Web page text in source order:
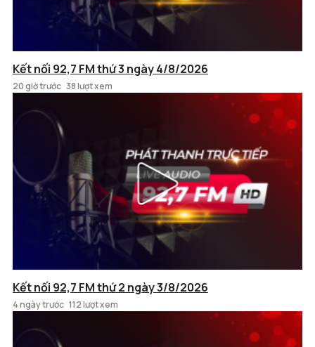
Kết nối 92,7 FM thứ 3 ngày 4/8/2026
20 giờ trước 38 lượt xem
Kết nối 92,7 FM thứ 2 ngày 3/8/2026
4 ngày trước 112 lượt xem